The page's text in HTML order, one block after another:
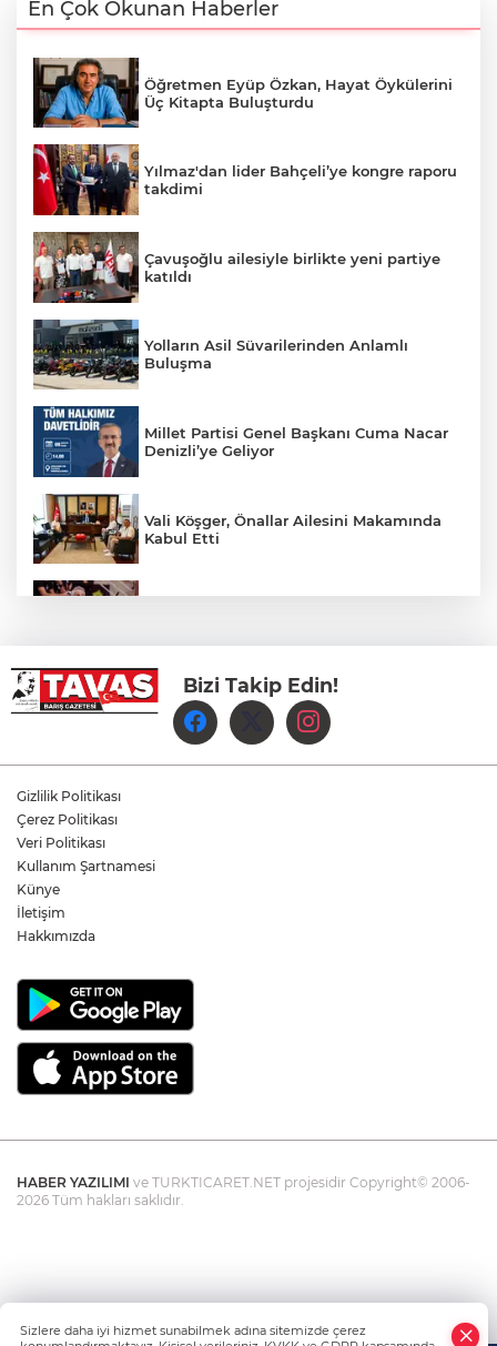
En Çok Okunan Haberler
Öğretmen Eyüp Özkan, Hayat Öykülerini
Üç Kitapta Buluşturdu
Yılmaz'dan lider Bahçeli’ye kongre raporu
takdimi
Çavuşoğlu ailesiyle birlikte yeni partiye
katıldı
Yolların Asil Süvarilerinden Anlamlı
Buluşma
Millet Partisi Genel Başkanı Cuma Nacar
Denizli’ye Geliyor
Vali Köşger, Önallar Ailesini Makamında
Kabul Etti
Kasapoğlu: "Erken sanayisizleşme riskine
karşı üretimi koruyacak adımlar şart"
“Baskı iddiaları gerçek dışıdır”
Bizi Takip Edin!
Gizlilik Politikası
Çerez Politikası
Veri Politikası
Kullanım Şartnamesi
Künye
İletişim
Hakkımızda
HABER YAZILIMI ve TURKTICARET.NET projesidir Copyright© 2006-
2026 Tüm hakları saklıdır.
Sizlere daha iyi hizmet sunabilmek adına sitemizde çerez